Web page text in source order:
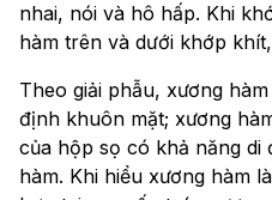
nhai, nói và hô hấp. Khi
hàm trên và dưới khớp
Theo giải phẫu, xương
định khuôn mặt; xương
của hộp sọ có khả năng
hàm. Khi hiểu xương hàm